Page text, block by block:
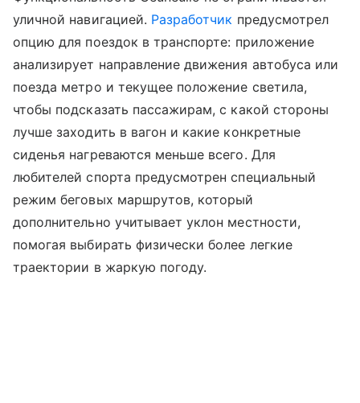
уличной навигацией. Разработчик предусмотрел
опцию для поездок в транспорте: приложение
анализирует направление движения автобуса или
поезда метро и текущее положение светила,
чтобы подсказать пассажирам, с какой стороны
лучше заходить в вагон и какие конкретные
сиденья нагреваются меньше всего. Для
любителей спорта предусмотрен специальный
режим беговых маршрутов, который
дополнительно учитывает уклон местности,
помогая выбирать физически более легкие
траектории в жаркую погоду.